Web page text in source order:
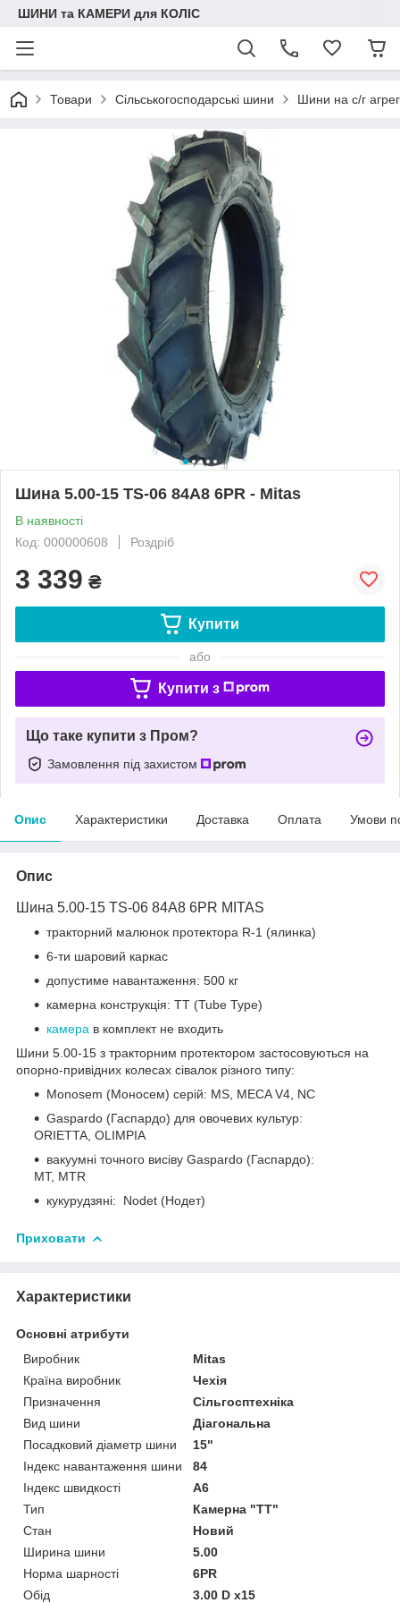
ШИНИ та КАМЕРИ для КОЛІС
Товари Сільськогосподарські шини Шини на с/г
Шина 5.00-15 TS-06 84A8 6PR - Mitas
В наявності
Код: 000000608
Роздріб
3 339 ₴
Купити
або
Купити з
Що таке купити з Пром?
Замовлення під захистом
Опис Характеристики Доставка Оплата Умови
Опис
Шина 5.00-15 TS-06 84A8 6PR MITAS
тракторний малюнок протектора R-1 (ялинка)
6-ти шаровий каркас
допустиме навантаження: 500 кг
камерна конструкція: TT (Tube Type)
камера в комплект не входить
Шини 5.00-15 з тракторним протектором застосовуються на
опорно-привідних колесах сівалок різного типу:
Monosem (Моносем) серій: MS, MECA V4, NC
Gaspardo (Гаспардо) для овочевих культур:
ORIETTA, OLIMPIA
вакуумні точного висіву Gaspardo (Гаспардо):
MT, MTR
кукурудзяні: Nodet (Нодет)
Приховати
Характеристики
Основні атрибути
Виробник
Mitas
Країна виробник
Чехія
Призначення
Сільгосптехніка
Вид шини
Діагональна
Посадковий діаметр шини
15"
Індекс навантаження шини
84
Індекс швидкості
A6
Тип
Камерна "TT"
Стан
Новий
Ширина шини
5.00
Норма шарності
6PR
Обід
3.00 D x15